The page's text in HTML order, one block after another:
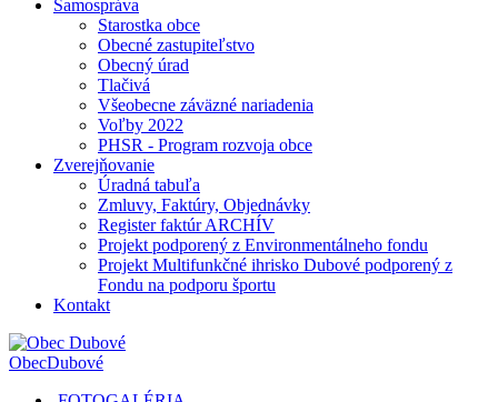
Samospráva
Starostka obce
Obecné zastupiteľstvo
Obecný úrad
Tlačivá
Všeobecne záväzné nariadenia
Voľby 2022
PHSR - Program rozvoja obce
Zverejňovanie
Úradná tabuľa
Zmluvy, Faktúry, Objednávky
Register faktúr ARCHÍV
Projekt podporený z Environmentálneho fondu
Projekt Multifunkčné ihrisko Dubové podporený z
Fondu na podporu športu
Kontakt
ObecDubové